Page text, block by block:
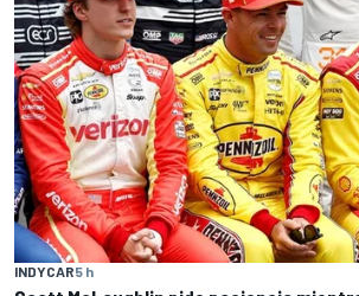
INDYCAR5 h